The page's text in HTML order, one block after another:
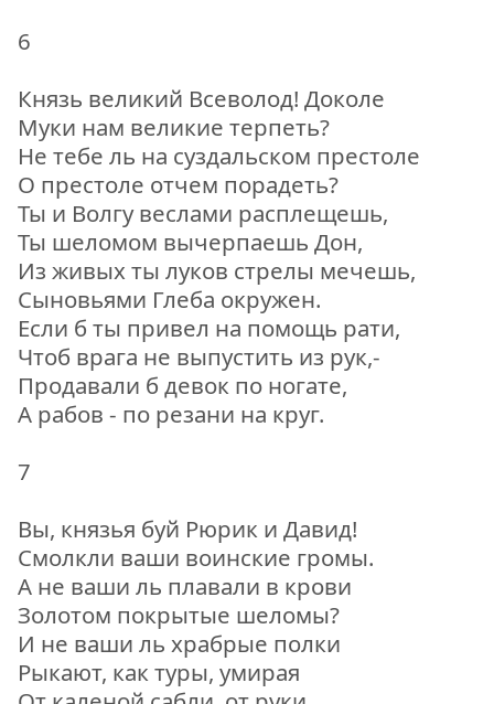
6
Князь великий Всеволод! Доколе
Муки нам великие терпеть?
Не тебе ль на суздальском престоле
О престоле отчем порадеть?
Ты и Волгу веслами расплещешь,
Ты шеломом вычерпаешь Дон,
Из живых ты луков стрелы мечешь,
Сыновьями Глеба окружен.
Если б ты привел на помощь рати,
Чтоб врага не выпустить из рук,-
Продавали б девок по ногате,
А рабов - по резани на круг.
7
Вы, князья буй Рюрик и Давид!
Смолкли ваши воинские громы.
А не ваши ль плавали в крови
Золотом покрытые шеломы?
И не ваши ль храбрые полки
Рыкают, как туры, умирая